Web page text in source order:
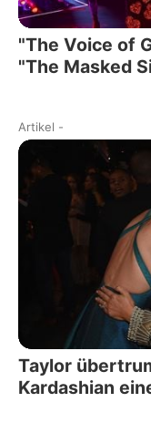
"The Voice of
"The Masked
Artikel -
Taylor
Kardashian